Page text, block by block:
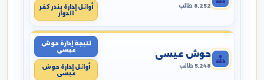
8,252 طالب
أوائل إدارة بندر كفر
الدوار
حوش عيسى
5,248 طالب
نتيجة إدارة حوش
عيسى
أوائل إدارة حوش
عيسى